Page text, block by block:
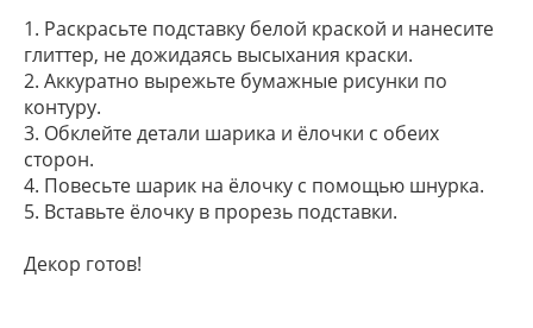
1. Раскрасьте подставку белой краской и нанесите
глиттер, не дожидаясь высыхания краски.
2. Аккуратно вырежьте бумажные рисунки по
контуру.
3. Обклейте детали шарика и ёлочки с обеих
сторон.
4. Повесьте шарик на ёлочку с помощью шнурка.
5. Вставьте ёлочку в прорезь подставки.
Декор готов!